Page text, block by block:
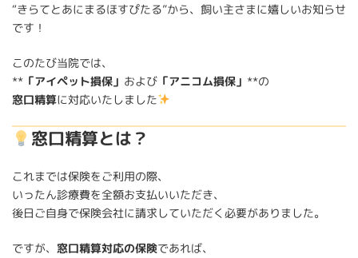
“きらてとあにまるほすぴたる”から、飼い主さまに嬉しいお知らせ
です！
このたび当院では、
** 「アイペット損保」 および 「アニコム損保」 **の
窓口精算に対応いたしました
窓口精算とは？
これまでは保険をご利用の際、
いったん診療費を全額お支払いいただき、
後日ご自身で保険会社に請求していただく必要がありました。
ですが、 窓口精算対応の保険であれば、